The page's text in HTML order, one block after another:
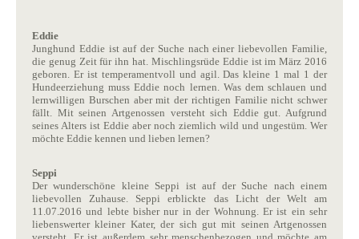
Eddie
Junghund Eddie ist auf der Suche nach einer liebevollen Familie,
die genug Zeit für ihn hat. Mischlingsrüde Eddie ist im März 2016
geboren. Er ist temperamentvoll und agil. Das kleine 1 mal 1 der
Hundeerziehung muss Eddie noch lernen. Was dem schlauen und
lernwilligen Burschen aber mit der richtigen Familie nicht schwer
fällt. Mit seinen Artgenossen versteht sich Eddie gut. Aufgrund
seines Alters ist Eddie aber noch ziemlich wild und ungestüm. Wer
möchte Eddie kennen und lieben lernen?
Seppi
Der wunderschöne kleine Seppi ist auf der Suche nach einem
liebevollen Zuhause. Seppi erblickte das Licht der Welt am
11.07.2016 und lebte bisher nur in der Wohnung. Er ist ein sehr
liebenswerter kleiner Kater, der sich gut mit seinen Artgenossen